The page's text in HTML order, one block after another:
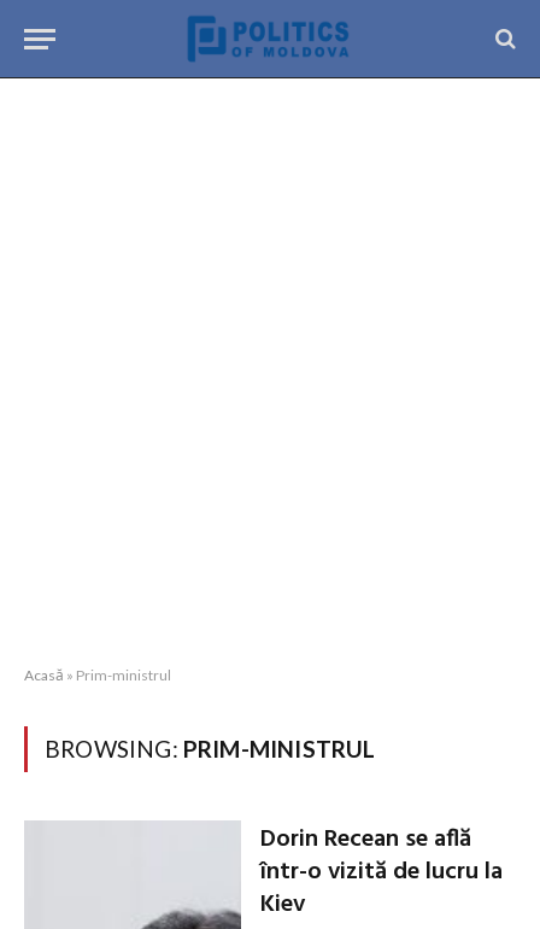
Acasă » Prim-ministrul
BROWSING: PRIM-MINISTRUL
Dorin Recean se află
într-o vizită de lucru la
Kiev